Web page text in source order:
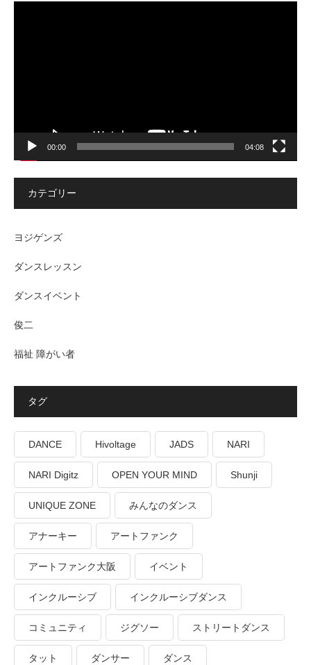
00:00 04:08
カテゴリー
ヨジゲンズ
ダンスレッスン
ダンスイベント
俊二
福祉 障がい者
タグ
DANCE Hivoltage JADS NARI
NARI Digitz OPEN YOUR MIND Shunji
UNIQUE ZONE みんなのダンス
アナーキー アートファンク
アートファンク大阪 イベント
インクルーシブ インクルーシブダンス
コミュニティ ジグソー ストリートダンス
タット ダンサー ダンス